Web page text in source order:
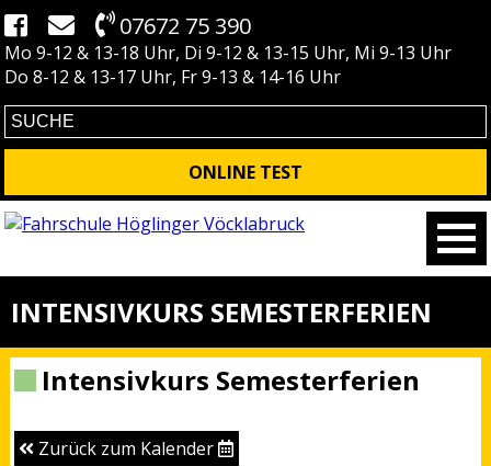
07672 75 390
Mo 9-12 & 13-18 Uhr, Di 9-12 & 13-15 Uhr, Mi 9-13 Uhr
Do 8-12 & 13-17 Uhr, Fr 9-13 & 14-16 Uhr
ONLINE TEST
INTENSIVKURS SEMESTERFERIEN
Intensivkurs Semesterferien
Zurück zum Kalender